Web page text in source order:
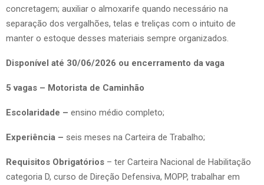
concretagem; auxiliar o almoxarife quando necessário na
separação dos vergalhões, telas e treliças com o intuito de
manter o estoque desses materiais sempre organizados.
Disponível até 30/06/2026 ou encerramento da vaga
5 vagas – Motorista de Caminhão
Escolaridade – ensino médio completo;
Experiência – seis meses na Carteira de Trabalho;
Requisitos Obrigatórios – ter Carteira Nacional de Habilitação
categoria D, curso de Direção Defensiva, MOPP, trabalhar em